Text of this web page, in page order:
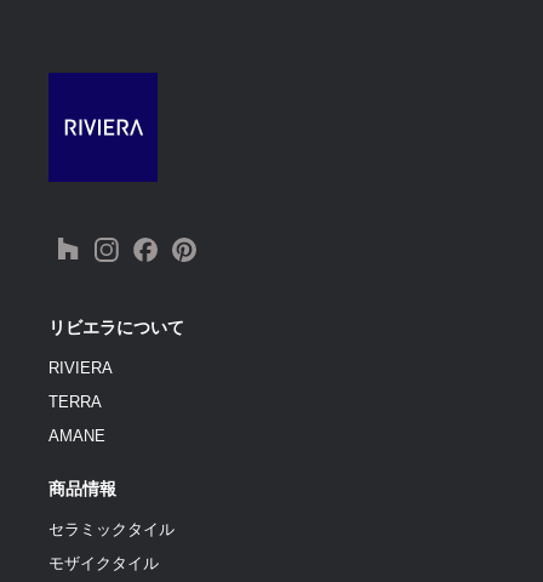
リビエラについて
RIVIERA
TERRA
AMANE
商品情報
セラミックタイル
モザイクタイル